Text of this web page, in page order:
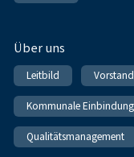
Über uns
Leitbild Vorstand
Kommunale
Qualitätsmanagement